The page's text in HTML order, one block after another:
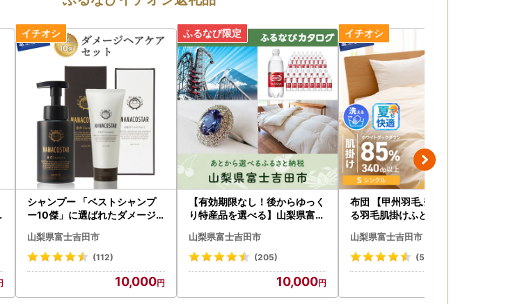
シャンプー 「ベストシャンプ
ー10傑」に選ばれたダメージ
トメント
山梨県富士吉田市
(112)
10,000
【有効期限なし！後からゆっく
り特産品を選べる】山梨県富士
山梨県富士吉田市
(205)
10,000
布団 【甲州羽毛ふとん】洗え
る羽毛肌掛けふとん（シングル
山梨県富士吉田市
(548)